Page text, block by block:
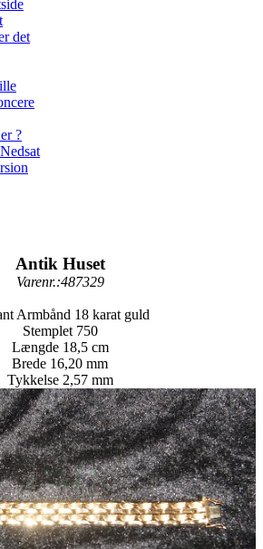
det
?
Antik Huset
Varenr.:487329
Armbånd 18 karat guld
Stemplet 750
Længde 18,5 cm
Brede 16,20 mm
Tykkelse 2,57 mm